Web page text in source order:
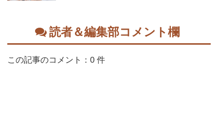
読者＆編集部コメント欄
この記事のコメント：0 件